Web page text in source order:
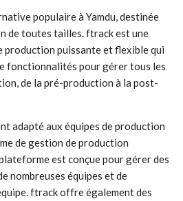
populaire à Yamdu, destinée
de toutes tailles. ftrack est une
production puissante et flexible qui
fonctionnalités pour gérer tous les
de la pré-production à la post-
adapté aux équipes de production
de gestion de production
est conçue pour gérer des
nombreuses équipes et de
ftrack offre également des